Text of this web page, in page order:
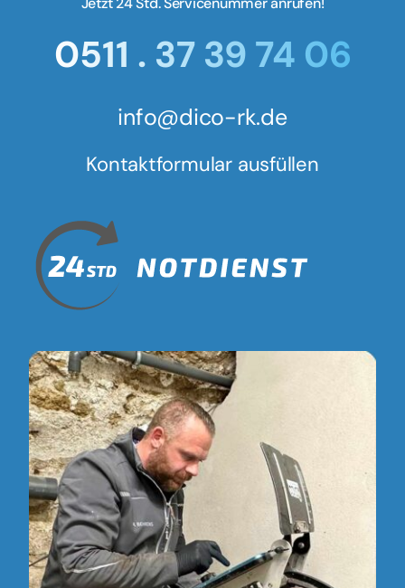
0511 . 37 39 74 06
info@dico-rk.de
Kontaktformular ausfüllen